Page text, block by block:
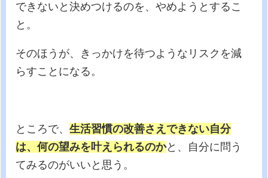
できないと決めつけるのを、やめようとするこ
と。
そのほうが、きっかけを待つようなリスクを減
らすことになる。
ところで、生活習慣の改善さえできない自分
は、何の望みを叶えられるのかと、自分に問う
てみるのがいいと思う。